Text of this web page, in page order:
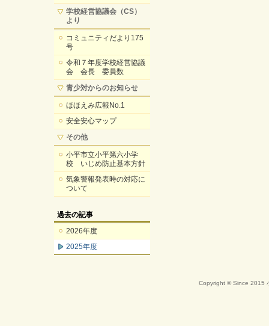
学校経営協議会（CS）
より
コミュニティだより175
号
令和７年度学校経営協議
会 会長 委員数
青少対からのお知らせ
ほほえみ広報No.1
安全安心マップ
その他
小平市立小平第六小学
校 いじめ防止基本方針
気象警報発表時の対応に
ついて
過去の記事
2026年度
2025年度
Copyright © Since 2015